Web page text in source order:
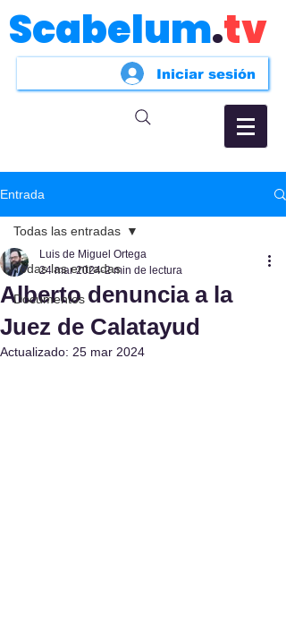
Scabelum.tv
Iniciar sesión
Entrada
Todas las entradas
Documentos
Todas las entradas
Alberto denuncia a la
Juez de Calatayud
Luis de Miguel Ortega
24 mar 2024 2 min de lectura
Actualizado: 25 mar 2024